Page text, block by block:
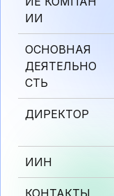
ИИ
ОСНОВНАЯ
ДЕЯТЕЛЬНО
СТЬ
ДИРЕКТОР
ИИН